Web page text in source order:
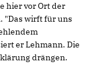
hier vor Ort der
"Das wirft für uns
er Lehmann. Die
drängen.